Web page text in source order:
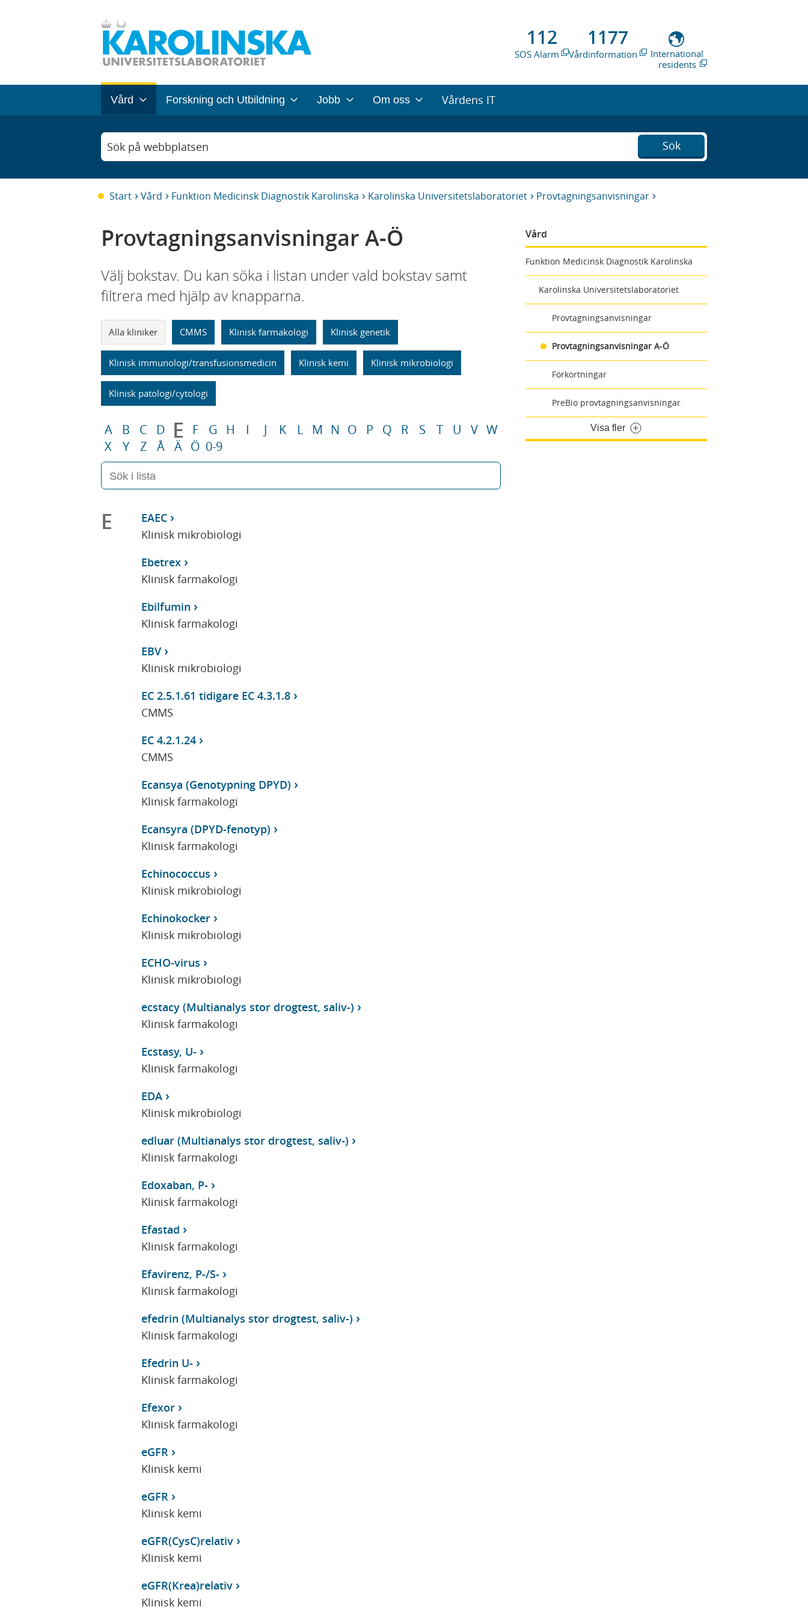
112
SOS Alarm
1177
Vårdinformation
International
residents
Vård Forskning och Utbildning Jobb Om oss Vårdens IT
Sök på webbplatsen Sök
Start Vård Funktion Medicinsk Diagnostik Karolinska Karolinska Universitetslaboratoriet Provtagningsanvisningar
Vård
Funktion Medicinsk Diagnostik Karolinska
Karolinska Universitetslaboratoriet
Provtagningsanvisningar
Provtagningsanvisningar A-Ö
Förkortningar
PreBio provtagningsanvisningar
Visa fler
Provtagningsanvisningar A-Ö
Välj bokstav. Du kan söka i listan under vald bokstav samt
filtrera med hjälp av knapparna.
Alla kliniker CMMS Klinisk farmakologi Klinisk genetik
Klinisk immunologi/transfusionsmedicin Klinisk kemi Klinisk mikrobiologi
Klinisk patologi/cytologi
A B C D E F G H I J K L M N O P Q R S T U V W
X
Y Z Å Ä Ö 0-9
E
EAEC
Klinisk mikrobiologi
Ebetrex
Klinisk farmakologi
Ebilfumin
Klinisk farmakologi
EBV
Klinisk mikrobiologi
EC 2.5.1.61 tidigare EC 4.3.1.8
CMMS
EC 4.2.1.24
CMMS
Ecansya (Genotypning DPYD)
Klinisk farmakologi
Ecansyra (DPYD-fenotyp)
Klinisk farmakologi
Echinococcus
Klinisk mikrobiologi
Echinokocker
Klinisk mikrobiologi
ECHO-virus
Klinisk mikrobiologi
ecstacy (Multianalys stor drogtest, saliv-)
Klinisk farmakologi
Ecstasy, U-
Klinisk farmakologi
EDA
Klinisk mikrobiologi
edluar (Multianalys stor drogtest, saliv-)
Klinisk farmakologi
Edoxaban, P-
Klinisk farmakologi
Efastad
Klinisk farmakologi
Efavirenz, P-/S-
Klinisk farmakologi
efedrin (Multianalys stor drogtest, saliv-)
Klinisk farmakologi
Efedrin U-
Klinisk farmakologi
Efexor
Klinisk farmakologi
eGFR
Klinisk kemi
eGFR
Klinisk kemi
eGFR(CysC)relativ
Klinisk kemi
eGFR(Krea)relativ
Klinisk kemi